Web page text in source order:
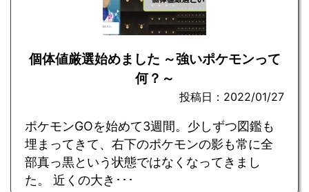
個体値厳選始めました ～強いポケモンって
何？～
投稿日：2022/01/27
ポケモンGOを始めて3週間。少しずつ図鑑も
埋まってきて、右下のポケモンの影も常に全
部真っ黒という状態ではなくなってきまし
た。 近くの大き･･･